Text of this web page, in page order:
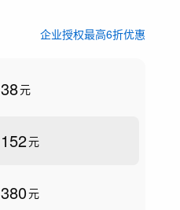
企业授权最高6折优惠
38元
152元
380元